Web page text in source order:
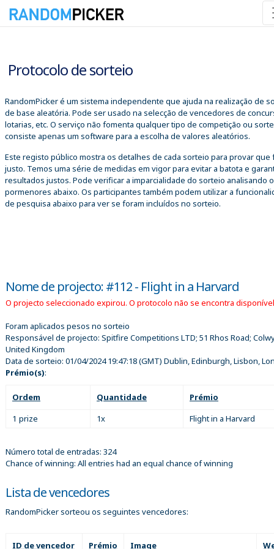
Protocolo de sorteio
RandomPicker é um sistema independente que ajuda na realização de
de base aleatória. Pode ser usado na selecção de vencedores de
lotarias, etc. O serviço não fomenta qualquer tipo de competição ou
consiste apenas um software para a escolha de valores aleatórios.
Este registo público mostra os detalhes de cada sorteio para provar que
justo. Temos uma série de medidas em vigor para evitar a batota e
resultados justos. Pode verificar a imparcialidade do sorteio analisando
pormenores abaixo. Os participantes também podem utilizar a
de pesquisa abaixo para ver se foram incluídos no sorteio.
Nome de projecto: #112 - Flight in a Harvard
O projecto seleccionado expirou. O protocolo não se encontra
Foram aplicados pesos no sorteio
Responsável de projecto: Spitfire Competitions LTD; 51 Rhos Road;
United Kingdom
Data de sorteio: 01/04/2024 19:47:18(GMT) Dublin, Edinburgh, Lisbon,
Prémio(s):
Ordem Quantidade
Prémio
1 prize
1x Flight in a Harvard
Número total de entradas: 324
Chance of winning: All entries had an equal chance of winning
Lista de vencedores
RandomPicker sorteou os seguintes vencedores:
ID de vencedor Prémio Image